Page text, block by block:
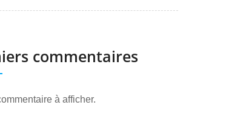
commentaires
à afficher.